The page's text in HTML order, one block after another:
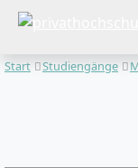
Start Studiengänge